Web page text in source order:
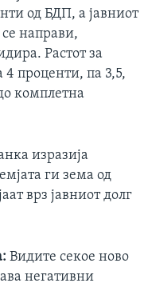
од БДП, а јавниот
направи,
Растот за
4 проценти, па 3,5,
комплетна
изразија
ги зема од
врз јавниот долг
: Видите секое ново
негативни